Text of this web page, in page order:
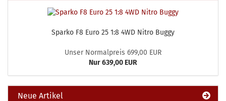
Sparko F8 Euro 25 1:8 4WD Nitro Buggy
Unser Normalpreis 699,00 EUR
Nur 639,00 EUR
Neue Artikel